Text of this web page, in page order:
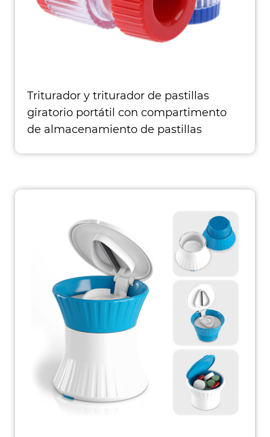
Triturador y triturador de pastillas
giratorio portátil con compartimento
de almacenamiento de pastillas